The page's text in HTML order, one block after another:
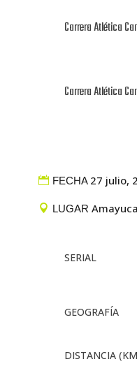
Carrera Atlética
Carrera Atlética
FECHA 27 julio,
LUGAR Amayuca
SERIAL
GEOGRAFÍA
DISTANCIA